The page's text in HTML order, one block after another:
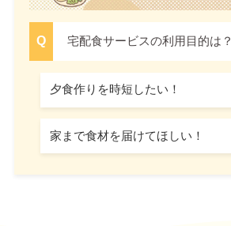
宅配食サービスの利用目的は？
夕食作りを時短したい！
家まで食材を届けてほしい！